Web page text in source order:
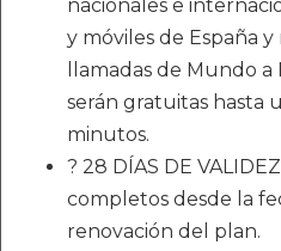
nacionales e
y móviles de España y
llamadas de Mundo
serán gratuitas hasta
minutos.
? 28 DÍAS DE
completos desde la
renovación del plan.